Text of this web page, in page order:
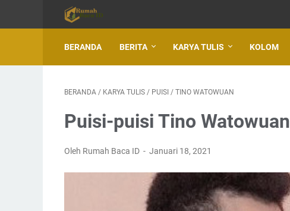
BERANDA BERITA KARYA TULIS KOLOM
BERANDA / KARYA TULIS / PUISI / TINO WATOWUAN
Puisi-puisi Tino Watowuan
Oleh Rumah Baca ID Januari 18, 2021